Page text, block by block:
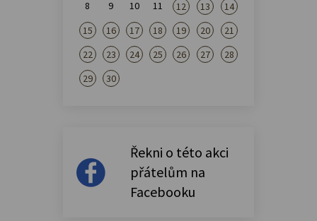
8 9 10 11 12 13
14
15
16 17 18 19 20
21
22
23 24 25 26 27
28
29
30
Řekni o této akci
přátelům na
Facebooku